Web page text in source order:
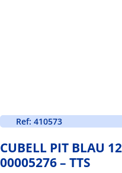
Ref: 410573
CUBELL PIT BLAU
00005276 – TTS